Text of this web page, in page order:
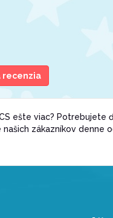
recenzia
ešte viac? Potrebujete
zákazníkov